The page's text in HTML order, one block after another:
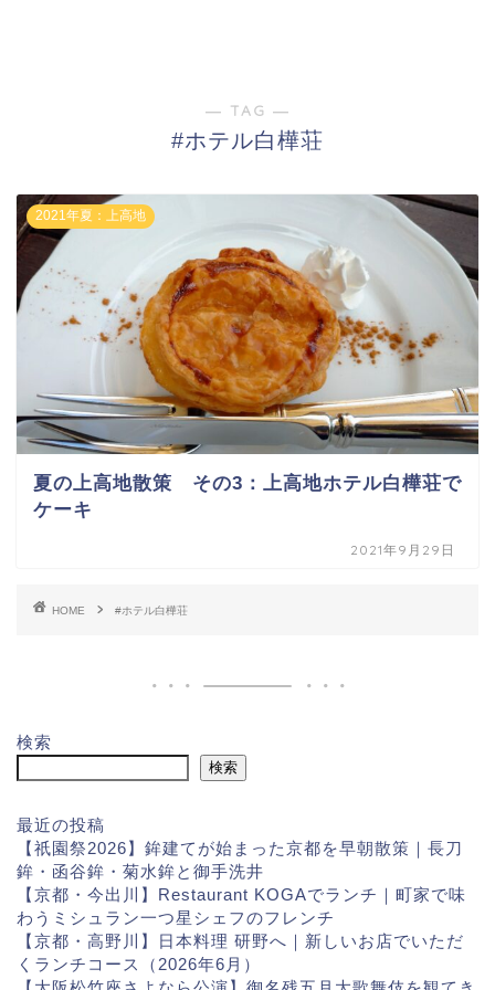
― TAG ―
#ホテル白樺荘
2021年夏：上高地
夏の上高地散策 その3：上高地ホテル白樺荘で
ケーキ
2021年9月29日
HOME #ホテル白樺荘
検索
検索
最近の投稿
【祇園祭2026】鉾建てが始まった京都を早朝散策｜長刀
鉾・函谷鉾・菊水鉾と御手洗井
【京都・今出川】Restaurant KOGAでランチ｜町家で味
わうミシュラン一つ星シェフのフレンチ
【京都・高野川】日本料理 研野へ｜新しいお店でいただ
くランチコース（2026年6月）